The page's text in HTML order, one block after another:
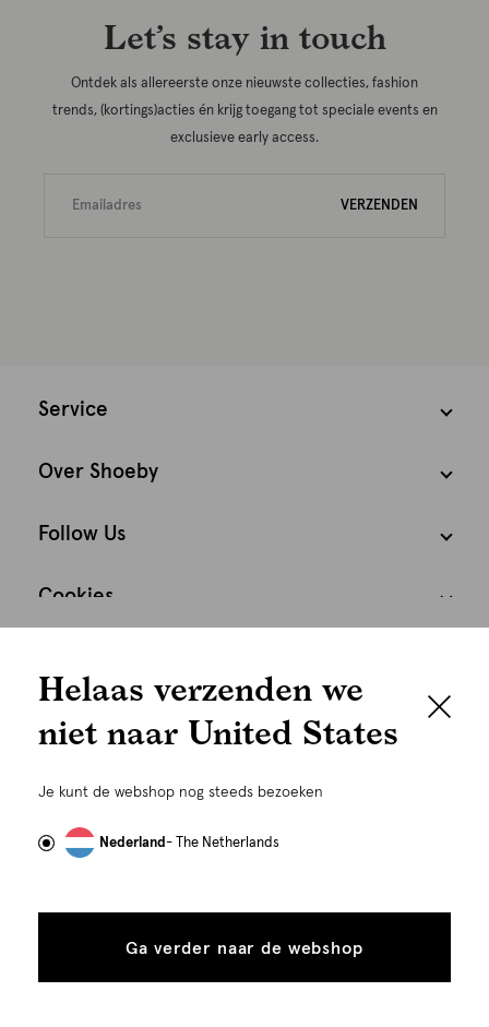
graag persoonlijk
gebruiken wij cookies en daarmee vergelijkbare
om advertenties te personaliseren...
tonen
toestaan
Let’s stay in touch
Ontdek als allereerste onze nieuwste collecties, fashion
trends, (kortings)acties én krijg toegang tot speciale events en
exclusieve early access.
VERZENDEN
Service
Over Shoeby
Follow Us
Cookies
Helaas verzenden we
niet naar United States
Je kunt de webshop nog steeds bezoeken
Nederland- The Netherlands
Ga verder naar de webshop